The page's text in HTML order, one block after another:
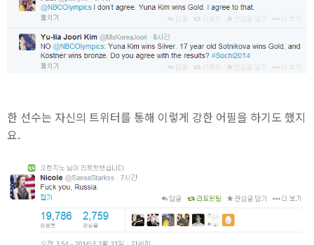
한 선수는 자신의 트위터를 통해 이렇게 강한 어필을 하기도 했지
요.